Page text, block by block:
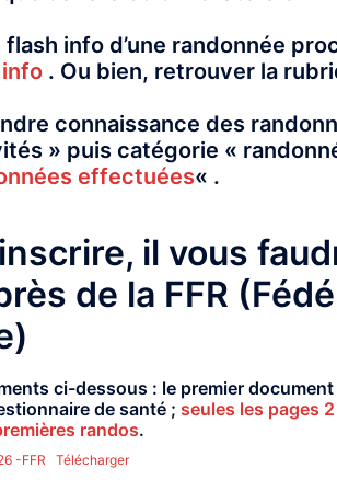
info d’une randonnée
. Ou bien, retrouver la
connaissance des
» puis catégorie «
effectuées« .
il vous
de la FFR
ci-dessous : le premier
de santé ; seules les pages
randos.
-FFR Télécharger